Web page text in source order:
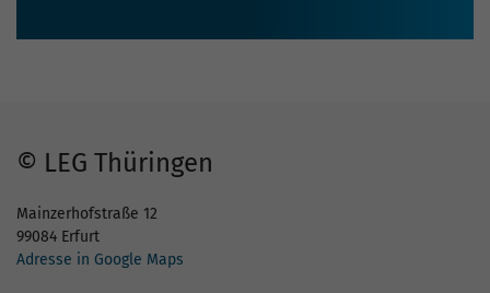
© LEG Thüringen
Mainzerhofstraße 12
99084 Erfurt
Adresse in Google Maps